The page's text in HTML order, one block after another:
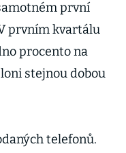
první
prvním kvartálu
procento na
stejnou dobou
telefonů.